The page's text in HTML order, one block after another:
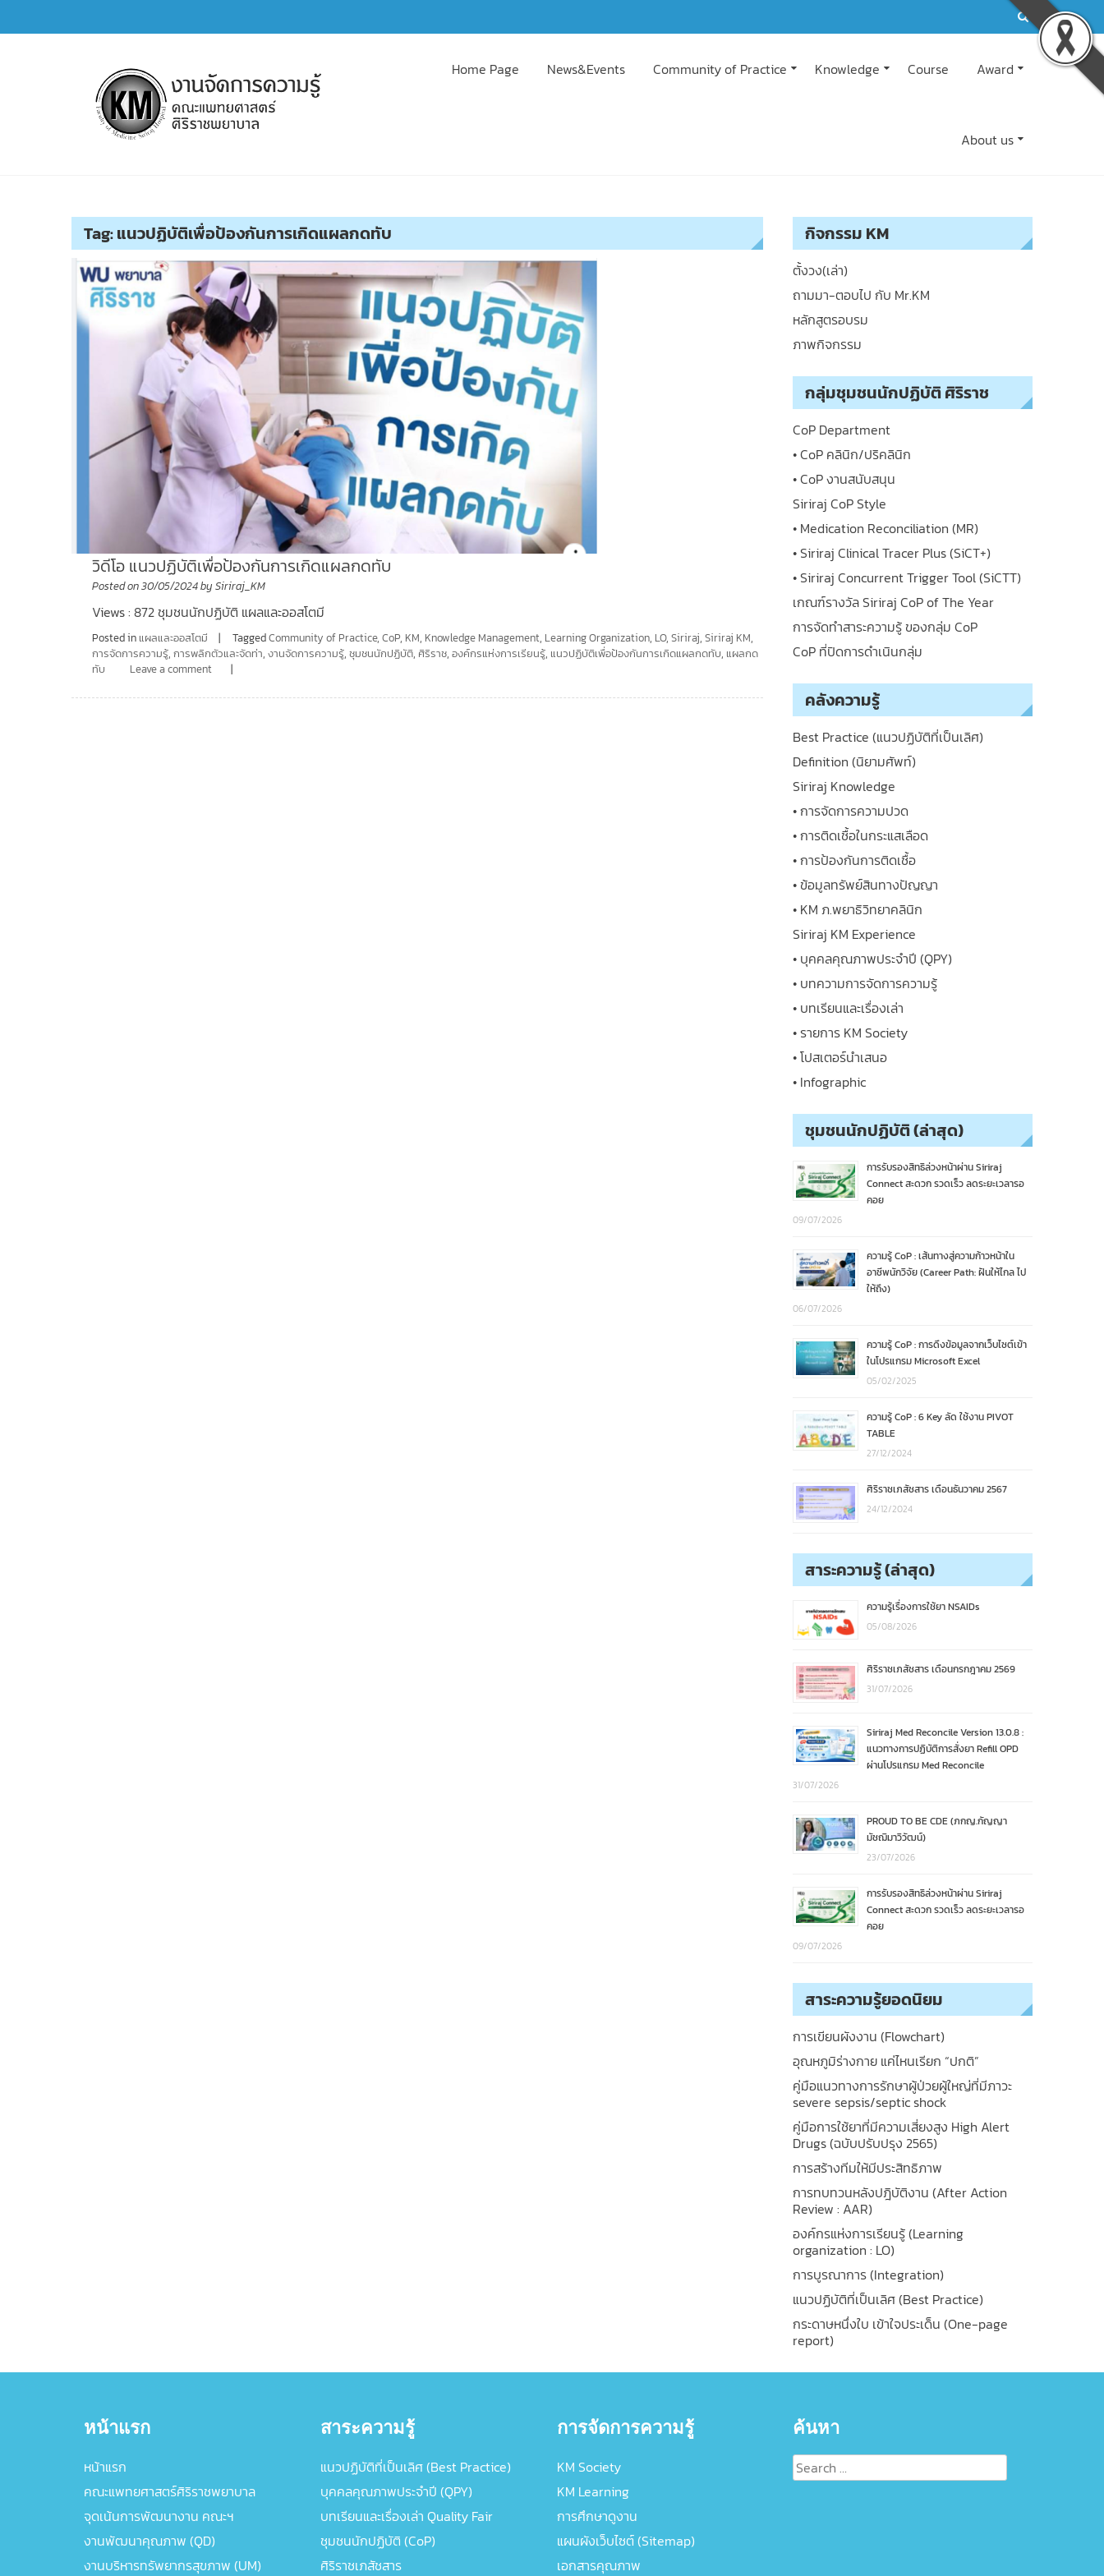
to
Home Page News&Events Community of Practice Knowledge Course Award
About us
Tag:แนวปฏิบัติเพื่อป้องกันการเกิดแผลกดทับ
วิดีโอ แนวปฏิบัติเพื่อป้องกันการเกิดแผลกดทับ
Posted on30/05/2024bySiriraj_KM
Views : 872 ชุมชนนักปฏิบัติ แผลและออสโตมี
Posted in แผลและออสโตมี TaggedCommunity of Practice,CoP, KM, Knowledge Management, Learning Organization, LO,Siriraj,Siriraj KM,
การจัดการความรู้,การพลิกตัวและจัดท่า,งานจัดการความรู้,ชุมชนนักปฏิบัติ, ศิริราช,องค์กรแห่งการเรียนรู้, แนวปฏิบัติเพื่อป้องกันการเกิดแผลกดทับ, แผลกด
ทับ
Leave a comment
กิจกรรม KM
ตั้งวง(เล่า)
ถามมา-ตอบไป กับ Mr.KM
หลักสูตรอบรม
ภาพกิจกรรม
กลุ่มชุมชนนักปฏิบัติ ศิริราช
CoP Department
• CoP คลินิก/ปริคลินิก
• CoP งานสนับสนุน
Siriraj CoP Style
• Medication Reconciliation (MR)
• Siriraj Clinical Tracer Plus (SiCT+)
• Siriraj Concurrent Trigger Tool (SiCTT)
เกณฑ์รางวัล Siriraj CoP of The Year
การจัดทำสาระความรู้ ของกลุ่ม CoP
CoP ที่ปิดการดำเนินกลุ่ม
คลังความรู้
Best Practice (แนวปฏิบัติที่เป็นเลิศ)
Definition (นิยามศัพท์)
Siriraj Knowledge
• การจัดการความปวด
• การติดเชื้อในกระแสเลือด
• การป้องกันการติดเชื้อ
• ข้อมูลทรัพย์สินทางปัญญา
• KM ภ.พยาธิวิทยาคลินิก
Siriraj KM Experience
• บุคคลคุณภาพประจำปี (QPY)
• บทความการจัดการความรู้
• บทเรียนและเรื่องเล่า
• รายการ KM Society
• โปสเตอร์นำเสนอ
• Infographic
ชุมชนนักปฏิบัติ (ล่าสุด)
การรับรองสิทธิล่วงหน้าผ่าน Siriraj
Connect สะดวก รวดเร็ว ลดระยะเวลารอ
คอย
09/07/2026
ความรู้ CoP : เส้นทางสู่ความก้าวหน้าใน
อาชีพนักวิจัย (Career Path: ฝันให้ไกล ไป
ให้ถึง)
06/07/2026
ความรู้ CoP : การดึงข้อมูลจากเว็บไซต์เข้า
ในโปรแกรม Microsoft Excel
05/02/2025
ความรู้ CoP : 6 Key ลัด ใช้งาน PIVOT
TABLE
27/12/2024
ศิริราชเภสัชสาร เดือนธันวาคม 2567
24/12/2024
สาระความรู้ (ล่าสุด)
ความรู้เรื่องการใช้ยา NSAIDs
05/08/2026
ศิริราชเภสัชสาร เดือนกรกฎาคม 2569
31/07/2026
Siriraj Med Reconcile Version 13.0.8 :
แนวทางการปฏิบัติการสั่งยา Refill OPD
ผ่านโปรแกรม Med Reconcile
31/07/2026
PROUD TO BE CDE (ภกญ.กัญญา
มัชฌิมาวิวัฒน์)
23/07/2026
การรับรองสิทธิล่วงหน้าผ่าน Siriraj
Connect สะดวก รวดเร็ว ลดระยะเวลารอ
คอย
09/07/2026
สาระความรู้ยอดนิยม
การเขียนผังงาน (Flowchart)
อุณหภูมิร่างกาย แค่ไหนเรียก “ปกติ”
คู่มือแนวทางการรักษาผู้ป่วยผู้ใหญ่ที่มีภาวะ
severe sepsis/septic shock
คู่มือการใช้ยาที่มีความเสี่ยงสูง High Alert
Drugs (ฉบับปรับปรุง 2565)
การสร้างทีมให้มีประสิทธิภาพ
การทบทวนหลังปฎิบัติงาน (After Action
Review : AAR)
องค์กรแห่งการเรียนรู้ (Learning
organization : LO)
การบูรณาการ (Integration)
แนวปฏิบัติที่เป็นเลิศ (Best Practice)
กระดาษหนึ่งใบ เข้าใจประเด็น (One-page
report)
หน้าแรก
หน้าแรก
คณะแพทยศาสตร์ศิริราชพยาบาล
จุดเน้นการพัฒนางาน คณะฯ
งานพัฒนาคุณภาพ (QD)
งานบริหารทรัพยากรสุขภาพ (UM)
สาระความรู้
แนวปฏิบัติที่เป็นเลิศ (Best Practice)
บุคคลคุณภาพประจำปี (QPY)
บทเรียนและเรื่องเล่า Quality Fair
ชุมชนนักปฏิบัติ (CoP)
ศิริราชเภสัชสาร
การจัดการความรู้
KM Society
KM Learning
การศึกษาดูงาน
แผนผังเว็บไซต์ (Sitemap)
เอกสารคุณภาพ
ค้นหา
Search
for: